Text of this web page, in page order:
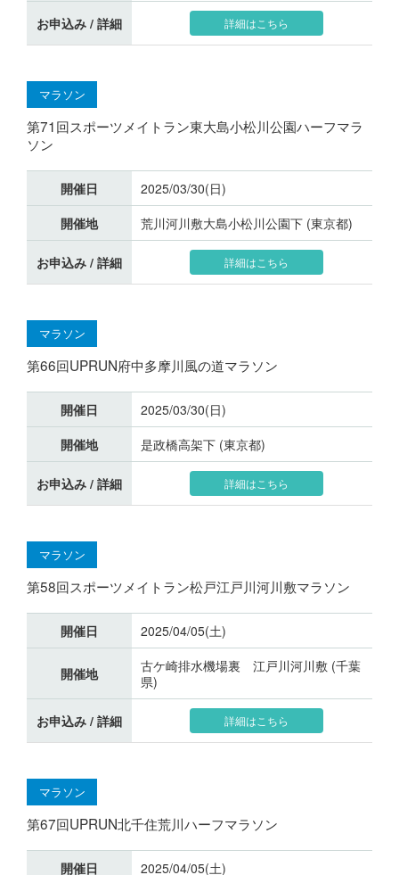
お申込み / 詳細 詳細はこちら
マラソン
第71回スポーツメイトラン東大島小松川公園ハーフマラ
ソン
開催日
2025/03/30(日)
開催地
荒川河川敷大島小松川公園下 (東京都)
お申込み / 詳細 詳細はこちら
マラソン
第66回UPRUN府中多摩川風の道マラソン
開催日
2025/03/30(日)
開催地
是政橋高架下 (東京都)
お申込み / 詳細 詳細はこちら
マラソン
第58回スポーツメイトラン松戸江戸川河川敷マラソン
開催日 2025/04/05(土)
開催地
古ケ崎排水機場裏 江戸川河川敷 (千葉
県)
お申込み / 詳細 詳細はこちら
マラソン
第67回UPRUN北千住荒川ハーフマラソン
開催日 2025/04/05(土)